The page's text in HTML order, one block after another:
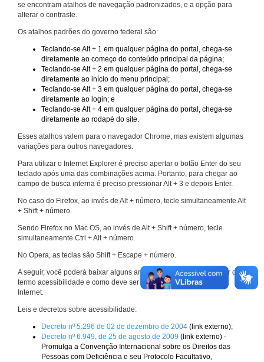
se encontram atalhos de navegação padronizados, e a opção para
alterar o contraste.
Os atalhos padrões do governo federal são:
Teclando-se Alt + 1 em qualquer página do portal, chega-se
diretamente ao começo do conteúdo principal da página;
Teclando-se Alt + 2 em qualquer página do portal, chega-se
diretamente ao início do menu principal;
Teclando-se Alt + 3 em qualquer página do portal, chega-se
diretamente ao login; e
Teclando-se Alt + 4 em qualquer página do portal, chega-se
diretamente ao rodapé do site.
Esses atalhos valem para o navegador Chrome, mas existem algumas
variações para outros navegadores.
Para utilizar o Internet Explorer é preciso apertar o botão Enter do seu
teclado após uma das combinações acima. Portanto, para chegar ao
campo de busca interna é preciso pressionar Alt + 3 e depois Enter.
No caso do Firefox, ao invés de Alt + número, tecle simultaneamente Alt
+ Shift + número.
Sendo Firefox no Mac OS, ao invés de Alt + Shift + número, tecle
simultaneamente Ctrl + Alt + número.
No Opera, as teclas são Shift + Escape + número.
A seguir, você poderá baixar alguns arquivos que explicam melhor o
termo acessibilidade e como deve ser implementado nos sites da
Internet.
Leis e decretos sobre acessibilidade:
Decreto nº 5.296 de 02 de dezembro de 2004 (link externo);
Decreto nº 6.949, de 25 de agosto de 2009 (link externo) -
Promulga a Convenção Internacional sobre os Direitos das
Pessoas com Deficiência e seu Protocolo Facultativo,